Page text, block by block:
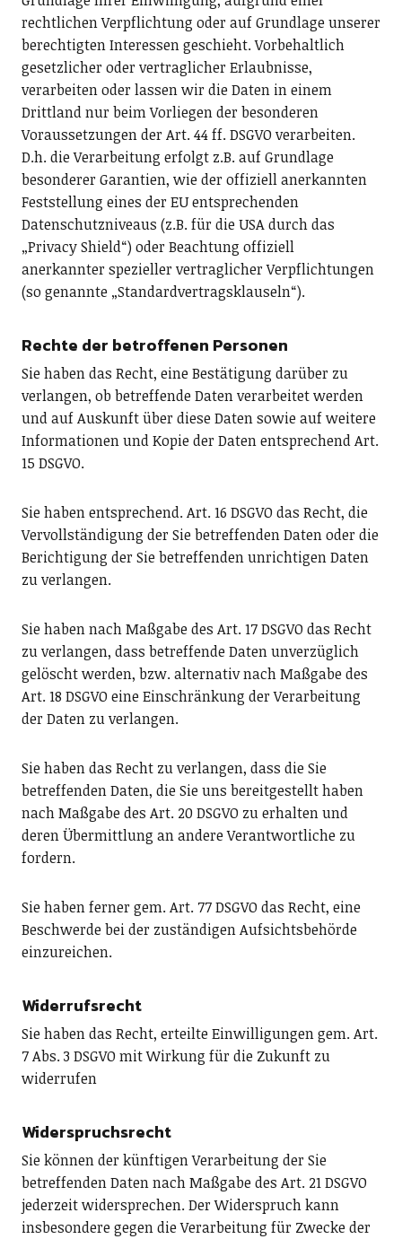
rechtlichen Verpflichtung oder auf Grundlage unserer
berechtigten Interessen geschieht. Vorbehaltlich
gesetzlicher oder vertraglicher Erlaubnisse,
verarbeiten oder lassen wir die Daten in einem
Drittland nur beim Vorliegen der besonderen
Voraussetzungen der Art. 44 ff. DSGVO verarbeiten.
D.h. die Verarbeitung erfolgt z.B. auf Grundlage
besonderer Garantien, wie der offiziell anerkannten
Feststellung eines der EU entsprechenden
Datenschutzniveaus (z.B. für die USA durch das
„Privacy Shield“) oder Beachtung offiziell
anerkannter spezieller vertraglicher Verpflichtungen
(so genannte „Standardvertragsklauseln“).
Rechte der betroffenen Personen
Sie haben das Recht, eine Bestätigung darüber zu
verlangen, ob betreffende Daten verarbeitet werden
und auf Auskunft über diese Daten sowie auf weitere
Informationen und Kopie der Daten entsprechend Art.
15 DSGVO.
Sie haben entsprechend. Art. 16 DSGVO das Recht, die
Vervollständigung der Sie betreffenden Daten oder die
Berichtigung der Sie betreffenden unrichtigen Daten
zu verlangen.
Sie haben nach Maßgabe des Art. 17 DSGVO das Recht
zu verlangen, dass betreffende Daten unverzüglich
gelöscht werden, bzw. alternativ nach Maßgabe des
Art. 18 DSGVO eine Einschränkung der Verarbeitung
der Daten zu verlangen.
Sie haben das Recht zu verlangen, dass die Sie
betreffenden Daten, die Sie uns bereitgestellt haben
nach Maßgabe des Art. 20 DSGVO zu erhalten und
deren Übermittlung an andere Verantwortliche zu
fordern.
Sie haben ferner gem. Art. 77 DSGVO das Recht, eine
Beschwerde bei der zuständigen Aufsichtsbehörde
einzureichen.
Widerrufsrecht
Sie haben das Recht, erteilte Einwilligungen gem. Art.
7 Abs. 3 DSGVO mit Wirkung für die Zukunft zu
widerrufen
Widerspruchsrecht
Sie können der künftigen Verarbeitung der Sie
betreffenden Daten nach Maßgabe des Art. 21 DSGVO
jederzeit widersprechen. Der Widerspruch kann
insbesondere gegen die Verarbeitung für Zwecke der